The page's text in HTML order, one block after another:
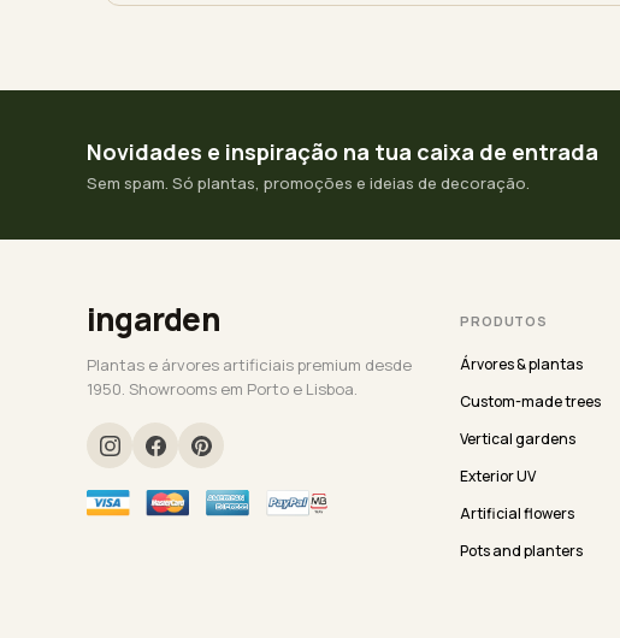
Novidades e inspiração na tua caixa de entrada
Sem spam. Só plantas, promoções e ideias de decoração.
ingarden
Plantas e árvores artificiais premium desde
1950. Showrooms em Porto e Lisboa.
PRODUTOS
Árvores & plantas
Custom-made trees
Vertical gardens
Exterior UV
Artificial flowers
Pots and planters